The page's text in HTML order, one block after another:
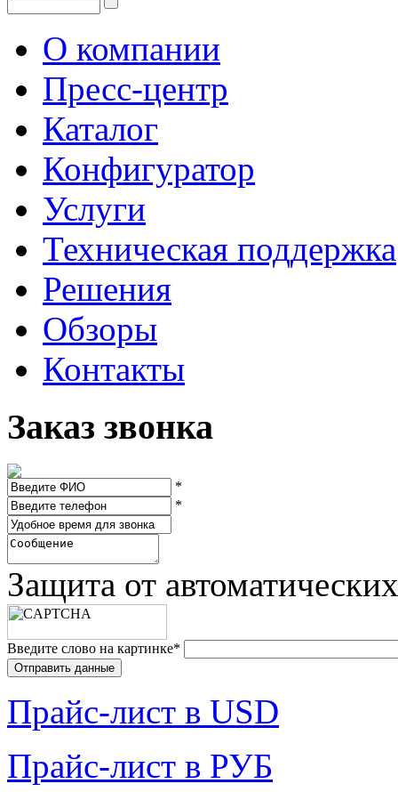
О компании
Пресс-центр
Каталог
Конфигуратор
Услуги
Техническая поддержка
Решения
Обзоры
Контакты
Заказ звонка
*
*
Защита от
Введите слово на картинке*
Прайc-лист в USD
Прайc-лист в РУБ